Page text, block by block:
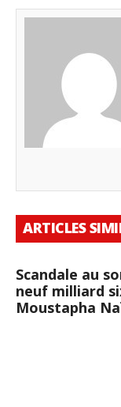
ARTICLES
Scandale au
neuf milliard
Moustapha